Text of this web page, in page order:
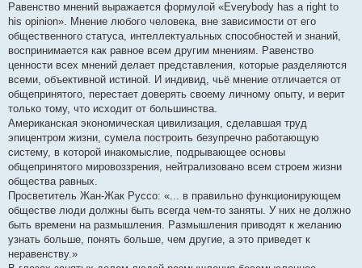
Равенство мнений выражается формулой «Everybody has a right to
his opinion». Мнение любого человека, вне зависимости от его
общественного статуса, интеллектуальных способностей и знаний,
воспринимается как равное всем другим мнениям. Равенство
ценности всех мнений делает представления, которые разделяются
всеми, объективной истиной. И индивид, чьё мнение отличается от
общепринятого, перестает доверять своему личному опыту, и верит
только тому, что исходит от большинства.
Американская экономическая цивилизация, сделавшая труд
эпицентром жизни, сумела построить безупречно работающую
систему, в которой инакомыслие, подрывающее основы
общепринятого мировоззрения, нейтрализовано всем строем жизни
общества равных.
Просветитель Жан-Жак Руссо: «... в правильно функционирующем
обществе люди должны быть всегда чем-то заняты. У них не должно
быть времени на размышления. Размышления приводят к желанию
узнать больше, понять больше, чем другие, а это приведет к
неравенству.»